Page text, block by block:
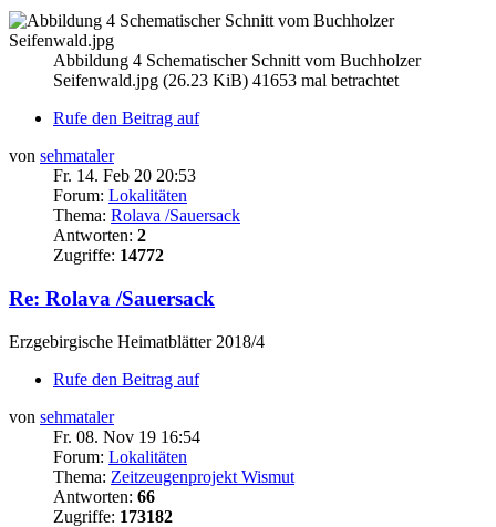
Abbildung 4 Schematischer Schnitt vom Buchholzer
Seifenwald.jpg (26.23 KiB) 41653 mal betrachtet
Rufe den Beitrag auf
von sehmataler
Fr. 14. Feb 20 20:53
Forum: Lokalitäten
Thema: Rolava /Sauersack
Antworten: 2
Zugriffe: 14772
Re: Rolava /Sauersack
Erzgebirgische Heimatblätter 2018/4
Rufe den Beitrag auf
von sehmataler
Fr. 08. Nov 19 16:54
Forum: Lokalitäten
Thema: Zeitzeugenprojekt Wismut
Antworten: 66
Zugriffe: 173182